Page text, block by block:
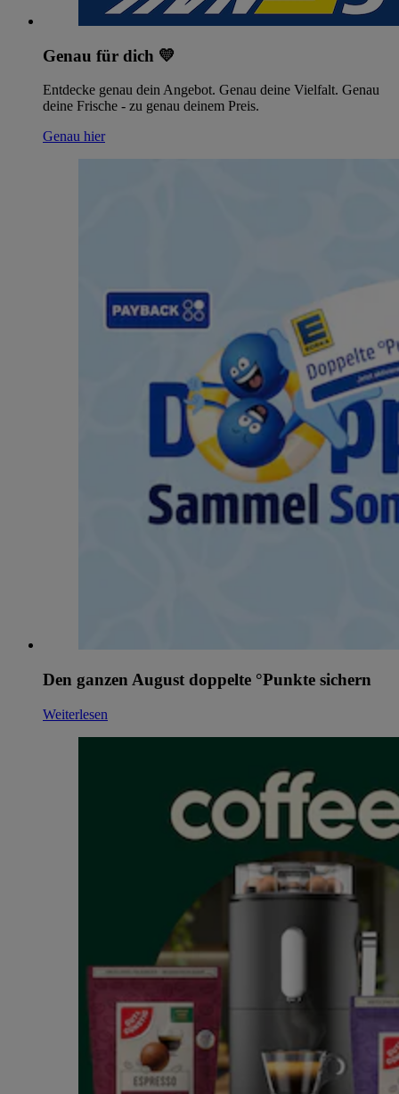
Genau für dich 💛
Entdecke genau dein Angebot. Genau deine Vielfalt. Genau
deine Frische - zu genau deinem Preis.
Genau hier
Den ganzen August doppelte °Punkte sichern
Weiterlesen